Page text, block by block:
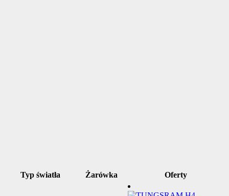
Typ światła Żarówka Oferty